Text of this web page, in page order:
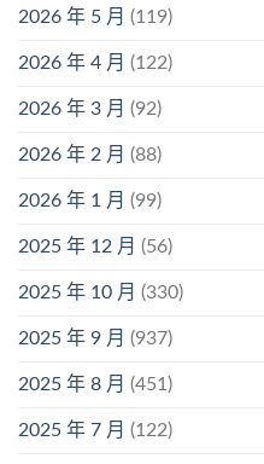
2026 年 5 月 (119)
2026 年 4 月 (122)
2026 年 3 月 (92)
2026 年 2 月 (88)
2026 年 1 月 (99)
2025 年 12 月 (56)
2025 年 10 月 (330)
2025 年 9 月 (937)
2025 年 8 月 (451)
2025 年 7 月 (122)